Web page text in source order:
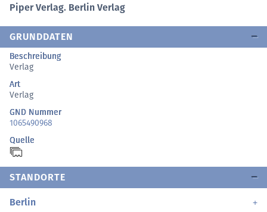
Piper Verlag. Berlin Verlag
GRUNDDATEN
Beschreibung
Verlag
Art
Verlag
GND Nummer
1065490968
Quelle
STANDORTE
Berlin